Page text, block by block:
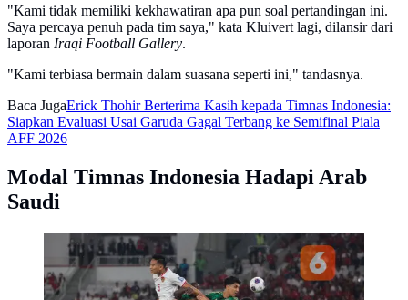
"Kami tidak memiliki kekhawatiran apa pun soal pertandingan ini.
Saya percaya penuh pada tim saya," kata Kluivert lagi, dilansir dari
laporan Iraqi Football Gallery.
"Kami terbiasa bermain dalam suasana seperti ini," tandasnya.
Baca JugaErick Thohir Berterima Kasih kepada Timnas Indonesia:
Siapkan Evaluasi Usai Garuda Gagal Terbang ke Semifinal Piala
AFF 2026
Modal Timnas Indonesia Hadapi Arab
Saudi